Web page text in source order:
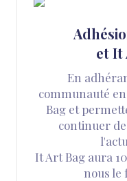
et It
En
communauté
Bag et
continuer
It Art Bag aura
nous le